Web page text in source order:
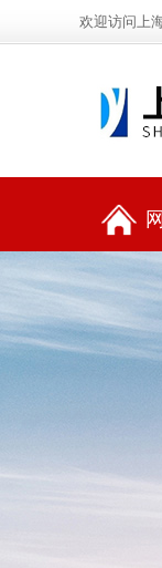
欢迎访问上